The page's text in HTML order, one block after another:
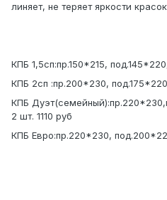
линяет, не теряет яркости
КПБ 1,5сп:пр.150*215,
КПБ 2сп :пр.200*230,
КПБ
2 шт. 1110 руб
КПБ Евро:пр.220*230,